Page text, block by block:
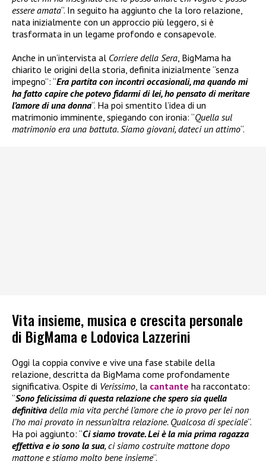
essere amata“. In seguito ha aggiunto che la loro relazione,
nata inizialmente con un approccio più leggero, si è
trasformata in un legame profondo e consapevole.
Anche in un’intervista al Corriere della Sera, BigMama ha
chiarito le origini della storia, definita inizialmente “senza
impegno”: “Era partita con incontri occasionali, ma quando mi
ha fatto capire che potevo fidarmi di lei, ho pensato di meritare
l’amore di una donna“. Ha poi smentito l’idea di un
matrimonio imminente, spiegando con ironia: “Quella sul
matrimonio era una battuta. Siamo giovani, dateci un attimo“.
Vita insieme, musica e crescita personale
di BigMama e Lodovica Lazzerini
Oggi la coppia convive e vive una fase stabile della
relazione, descritta da BigMama come profondamente
significativa. Ospite di Verissimo , la cantante ha raccontato:
“Sono felicissima di questa relazione che spero sia quella
definitiva della mia vita perché l’amore che io provo per lei non
l’ho mai provato in nessun’altra relazione. Qualcosa di speciale“.
Ha poi aggiunto: “Ci siamo trovate. Lei è la mia prima ragazza
effettiva e io sono la sua, ci siamo costruite mattone dopo
mattone e stiamo molto bene insieme“.